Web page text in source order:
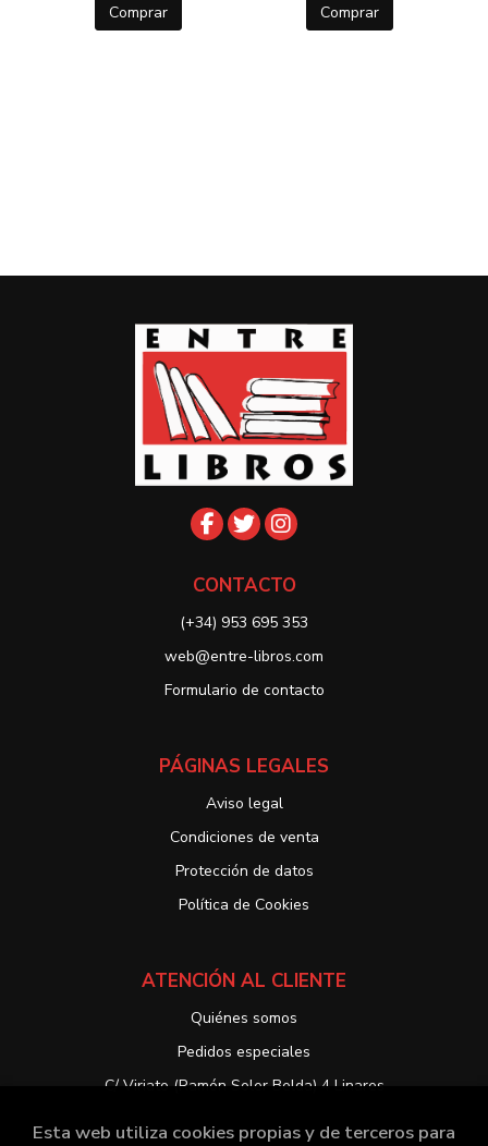
Comprar Comprar
CONTACTO
(+34) 953 695 353
web@entre-libros.com
Formulario de contacto
PÁGINAS LEGALES
Aviso legal
Condiciones de venta
Protección de datos
Política de Cookies
ATENCIÓN AL CLIENTE
Quiénes somos
Pedidos especiales
C/ Viriato (Ramón Soler Belda) 4 Linares
Esta web utiliza cookies propias y de terceros para